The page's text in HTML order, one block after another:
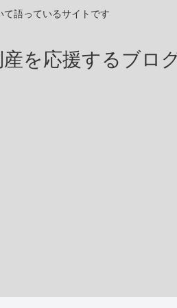
て語っているサイトです
を応援するブロ